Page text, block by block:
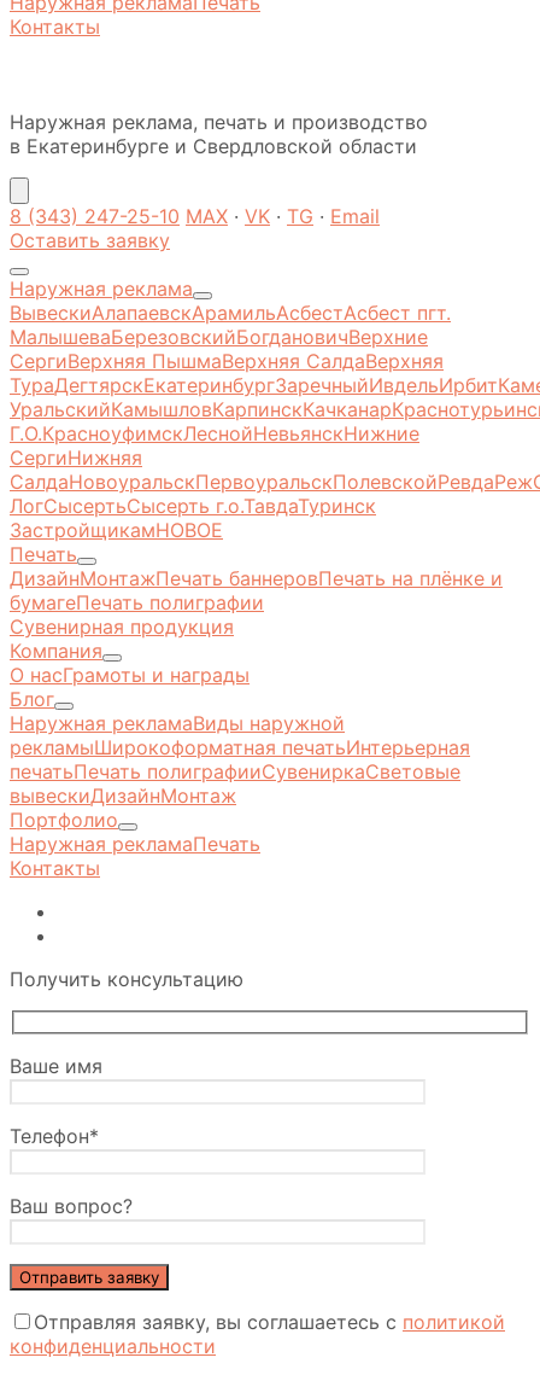
Контакты
Наружная реклама, печать и производство
в Екатеринбурге и Свердловской области
8 (343) 247-25-10 MAX · VK · TG · Email
Оставить заявку
Наружная реклама
ВывескиАлапаевскАрамильАсбестАсбест пгт.
МалышеваБерезовскийБогдановичВерхние
СергиВерхняя ПышмаВерхняя СалдаВерхняя
ТураДегтярскЕкатеринбургЗаречныйИвдельИрбит
УральскийКамышловКарпинскКачканар
Г.О.КрасноуфимскЛеснойНевьянскНижние
СергиНижняя
СалдаНовоуральскПервоуральскПолевскойРевдаРеж
ЛогСысертьСысерть г.о.ТавдаТуринск
ЗастройщикамНОВОЕ
Печать
ДизайнМонтажПечать баннеровПечать на плёнке и
бумагеПечать полиграфии
Сувенирная продукция
Компания
О насГрамоты и награды
Блог
Наружная рекламаВиды наружной
рекламыШирокоформатная печатьИнтерьерная
печатьПечать полиграфииСувениркаСветовые
вывескиДизайнМонтаж
Портфолио
Наружная рекламаПечать
Контакты
Получить консультацию
Ваше имя
Телефон*
Ваш вопрос?
Отправляя заявку, вы соглашаетесь с политикой
конфиденциальности